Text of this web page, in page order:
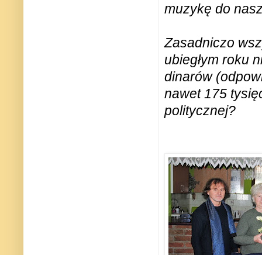
muzykę do
Zasadniczo
ubiegłym roku
dinarów
nawet 175
politycznej?